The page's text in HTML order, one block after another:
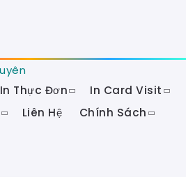
In Thực Đơn
In Card Visit
Liên Hệ Chính Sách